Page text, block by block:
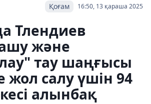
16:50, 13 қараша 2025
Қоғам
Тлендиев
және
тау шаңғысы
жол салу үшін 94
алынбақ